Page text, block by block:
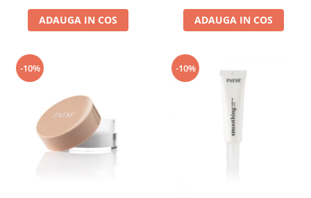
ADAUGA IN COS ADAUGA IN COS
-10% -10%